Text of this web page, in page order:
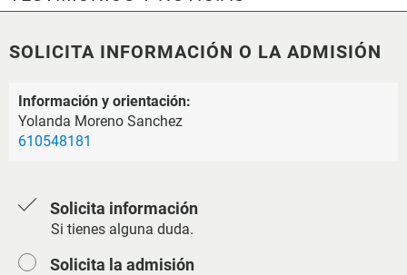
SOLICITA INFORMACIÓN O LA ADMISIÓN
Información y orientación:
Yolanda Moreno Sanchez
610548181
Solicita información
Si tienes alguna duda.
Solicita la admisión